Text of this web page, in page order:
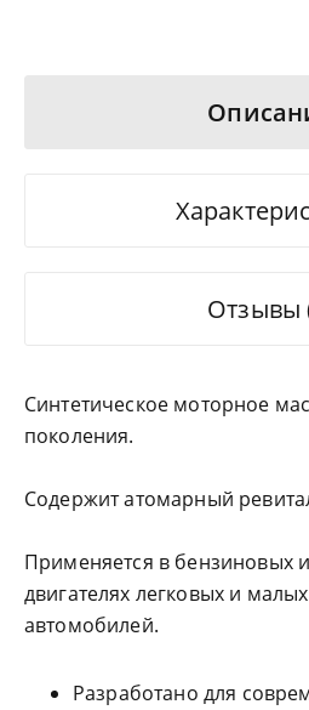
Отзывы
Синтетическое моторное
поколения.
Содержит атомарный
Применяется в бензиновых
двигателях легковых и
автомобилей.
Разработано для